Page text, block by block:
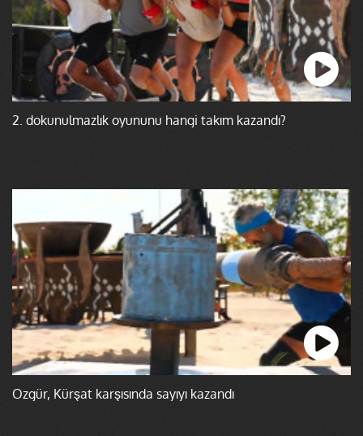
2. dokunulmazlık oyununu hangi takım kazandı?
Özgür, Kürşat karşısında sayıyı kazandı